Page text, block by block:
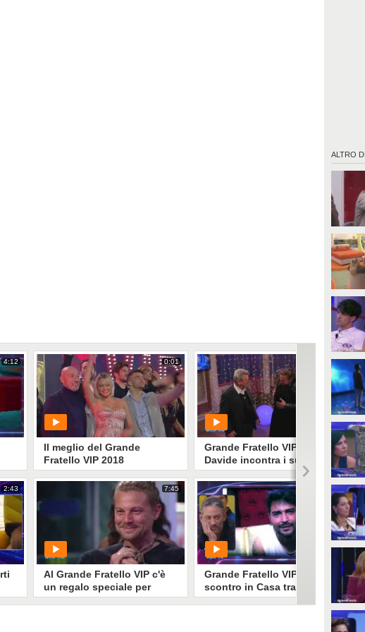
ALTRO DI
4:12
2:43
0:01
Il meglio del Grande
Fratello VIP 2018
102 Mediaset
7:45
Al Grande Fratello VIP c'è
un regalo speciale per
Davide
5:29
Grande Fratello VIP -
Davide incontra i suoi
genitori
PLAY
19 • di Mediaset
4:18
Grande Fratello VIP - Il duro
scontro in Casa tra Davide
Donadei ed Edoardo